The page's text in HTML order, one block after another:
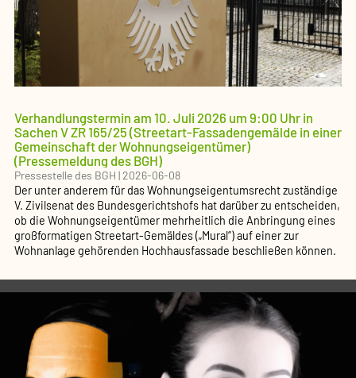
Verhandlungstermin am 10. Juli 2026 um 9:00 Uhr in
Sachen V ZR 165/25 (Streetart-Fassadengemälde in einer
Gemeinschaft der Wohnungseigentümer)
(Pressemeldung des BGH)
Pressestelle des BGH |2026-06-08
Der unter anderem für das Wohnungseigentumsrecht zuständige
V. Zivilsenat des Bundesgerichtshofs hat darüber zu entscheiden,
ob die Wohnungseigentümer mehrheitlich die Anbringung eines
großformatigen Streetart-Gemäldes („Mural“) auf einer zur
Wohnanlage gehörenden Hochhausfassade beschließen können.